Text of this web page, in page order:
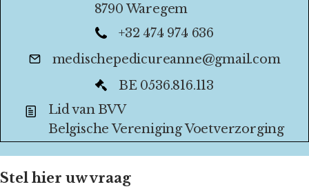
8790 Waregem
+32 474 974 636
medischepedicureanne@gmail.com
BE 0536.816.113
Lid van BVV
Belgische Vereniging Voetverzorging
Stel hier uw vraag